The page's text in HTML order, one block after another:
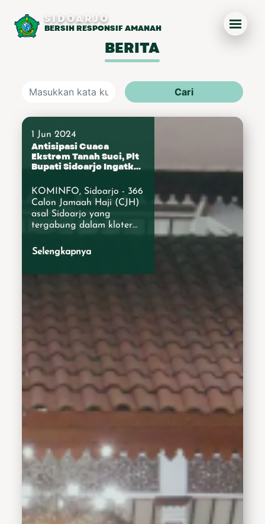
SIDOARJO
BERSIH RESPONSIF AMANAH
BERITA
Cari
1 Jun 2024
Antisipasi Cuaca
Ekstrem Tanah Suci, Plt
Bupati Sidoarjo Ingatkan
Kesehatan
KOMINFO, Sidoarjo - 366
Calon Jamaah Haji (CJH)
asal Sidoarjo yang
tergabung dalam kloter
oleĥ&nbsp; Plt.
Bupati&nbsp; Sidoarjo, di
beribadah haji tidak
mudah lagi.&nbsp;
Dibutuhkan waktu yang
cukup panjang untuk
menunggu bisa berangkat
haji. Gunakan kesempatan
ini dengan baik."Bagi
calon jamaah Haji
sudah diberi kesempatan
untuk melaksanakan
rukun Islam ke lima. Kita
doakan bersama agar
seluruh jamaah haji dapat
menjalankan ibadah
dengan lancar dan
menjadi&nbsp; haji yang
Selengkapnya